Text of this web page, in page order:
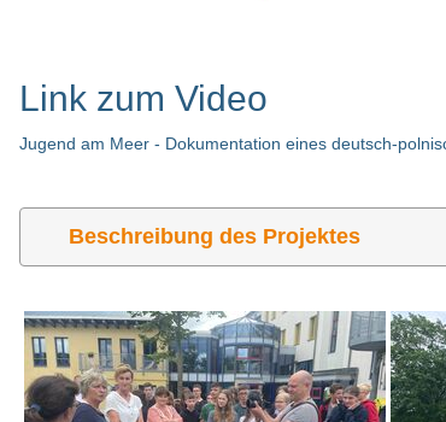
Link zum Video
Jugend am Meer - Dokumentation eines deutsch-
Beschreibung des Projektes